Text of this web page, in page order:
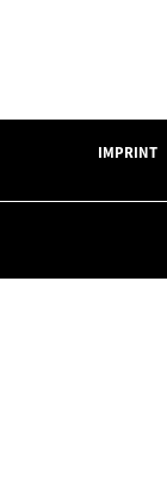
IMPRINT